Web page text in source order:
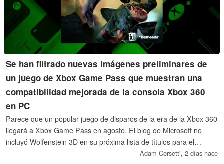
Se han filtrado nuevas imágenes preliminares de
un juego de Xbox Game Pass que muestran una
compatibilidad mejorada de la consola Xbox 360
en PC
Parece que un popular juego de disparos de la era de la Xbox 360
llegará a Xbox Game Pass en agosto. El blog de Microsoft no
incluyó Wolfenstein 3D en su próxima lista de títulos para el
servicio de suscripción. Las filtraciones sugieren que aparecerán
Adam Corsetti, 2 días hace